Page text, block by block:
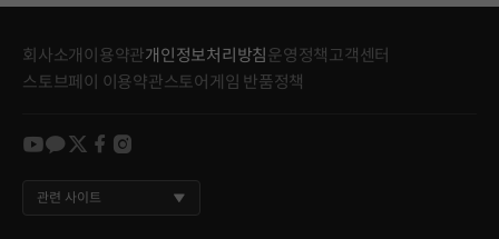
회사소개 이용약관개인정보처리방침 운영정책고객센터
스토브페이 이용약관스토어게임 반품정책
youtube
kakao
twitter
facebook
instagram
관련 사이트